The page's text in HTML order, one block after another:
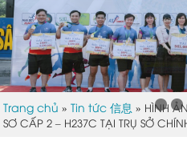
Trang chủ »Tin tức 信息 » HÌNH
SƠ CẤP 2 – H237C TẠI TRỤ SỞ